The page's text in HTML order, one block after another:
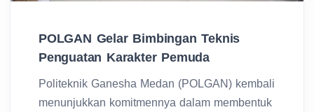
POLGAN Gelar Bimbingan Teknis
Penguatan Karakter Pemuda
Politeknik Ganesha Medan (POLGAN) kembali
menunjukkan komitmennya dalam membentuk